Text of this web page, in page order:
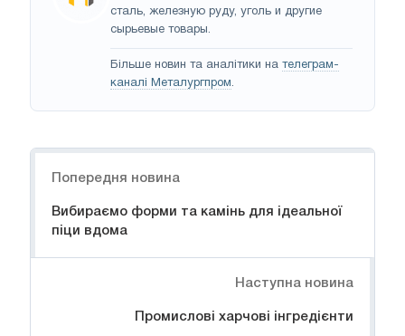
сталь, железную руду, уголь и другие
сырьевые товары.
Більше новин та аналітики на телеграм-
каналі Металургпром.
Попередня новина
Вибираємо форми та камінь для ідеальної
піци вдома
Наступна новина
Промислові харчові інгредієнти